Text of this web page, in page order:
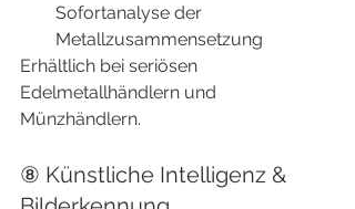
Sofortanalyse der
Metallzusammensetzung
Erhältlich bei seriösen
Edelmetallhändlern und
Münzhändlern.
⑧ Künstliche Intelligenz &